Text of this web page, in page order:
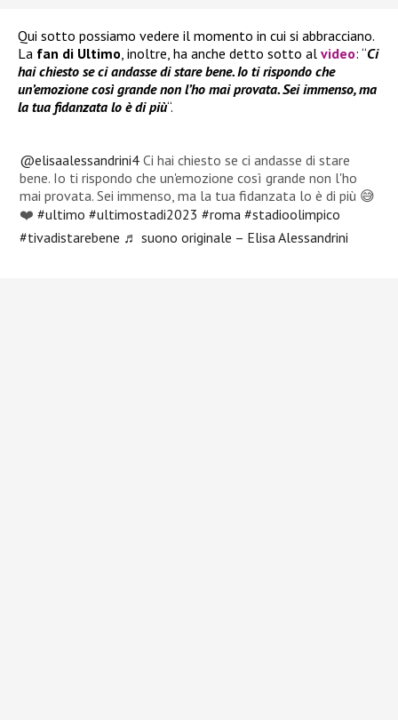
Qui sotto possiamo vedere il momento in cui si abbracciano.
La fan di Ultimo, inoltre, ha anche detto sotto al video: “Ci
hai chiesto se ci andasse di stare bene. Io ti rispondo che
un’emozione così grande non l’ho mai provata. Sei immenso, ma
la tua fidanzata lo è di più“.
@elisaalessandrini4 Ci hai chiesto se ci andasse di stare
bene. Io ti rispondo che un'emozione così grande non l'ho
mai provata. Sei immenso, ma la tua fidanzata lo è di più 😅
❤️#ultimo #ultimostadi2023 #roma #stadioolimpico
#tivadistarebene ♬ suono originale – Elisa Alessandrini